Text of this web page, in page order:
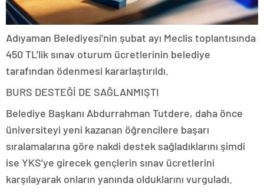
Adıyaman Belediyesi’nin şubat ayı Meclis toplantısında
450 TL’lik sınav oturum ücretlerinin belediye
tarafından ödenmesi kararlaştırıldı.
BURS DESTEĞİ DE SAĞLANMIŞTI
Belediye Başkanı Abdurrahman Tutdere, daha önce
üniversiteyi yeni kazanan öğrencilere başarı
sıralamalarına göre nakdi destek sağladıklarını şimdi
ise YKS’ye girecek gençlerin sınav ücretlerini
karşılayarak onların yanında olduklarını vurguladı.